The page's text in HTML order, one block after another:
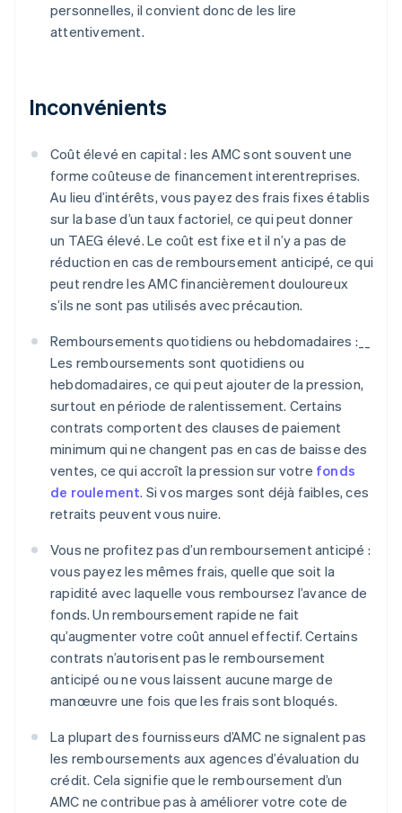
personnelles, il convient donc de les lire
attentivement.
Inconvénients
Coût élevé en capital : les AMC sont souvent une
forme coûteuse de financement interentreprises.
Au lieu d’intérêts, vous payez des frais fixes établis
sur la base d’un taux factoriel, ce qui peut donner
un TAEG élevé. Le coût est fixe et il n’y a pas de
réduction en cas de remboursement anticipé, ce qui
peut rendre les AMC financièrement douloureux
s’ils ne sont pas utilisés avec précaution.
Remboursements quotidiens ou hebdomadaires :__
Les remboursements sont quotidiens ou
hebdomadaires, ce qui peut ajouter de la pression,
surtout en période de ralentissement. Certains
contrats comportent des clauses de paiement
minimum qui ne changent pas en cas de baisse des
ventes, ce qui accroît la pression sur votre fonds
de roulement. Si vos marges sont déjà faibles, ces
retraits peuvent vous nuire.
Vous ne profitez pas d’un remboursement anticipé :
vous payez les mêmes frais, quelle que soit la
rapidité avec laquelle vous remboursez l’avance de
fonds. Un remboursement rapide ne fait
qu’augmenter votre coût annuel effectif. Certains
contrats n’autorisent pas le remboursement
anticipé ou ne vous laissent aucune marge de
manœuvre une fois que les frais sont bloqués.
La plupart des fournisseurs d’AMC ne signalent pas
les remboursements aux agences d’évaluation du
crédit. Cela signifie que le remboursement d’un
AMC ne contribue pas à améliorer votre cote de